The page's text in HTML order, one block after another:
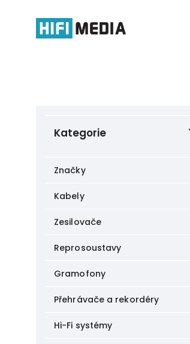
Kategorie
Kabely
Zesilovače
Reprosoustavy
Gramofony
Přehrávače a rekordéry
Hi-Fi systémy
Značky